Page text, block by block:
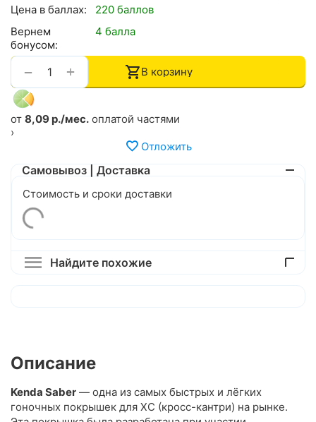
Цена в баллах:
220 баллов
Вернем
бонусом:
4 балла
+
− В корзину
от 8,09 р./мес. оплатой частями
›
Отложить
Самовывоз | Доставка
Стоимость и сроки доставки
Найдите похожие
Описание
Kenda Saber — одна из самых быстрых и лёгких
гоночных покрышек для XC (кросс-кантри) на рынке.